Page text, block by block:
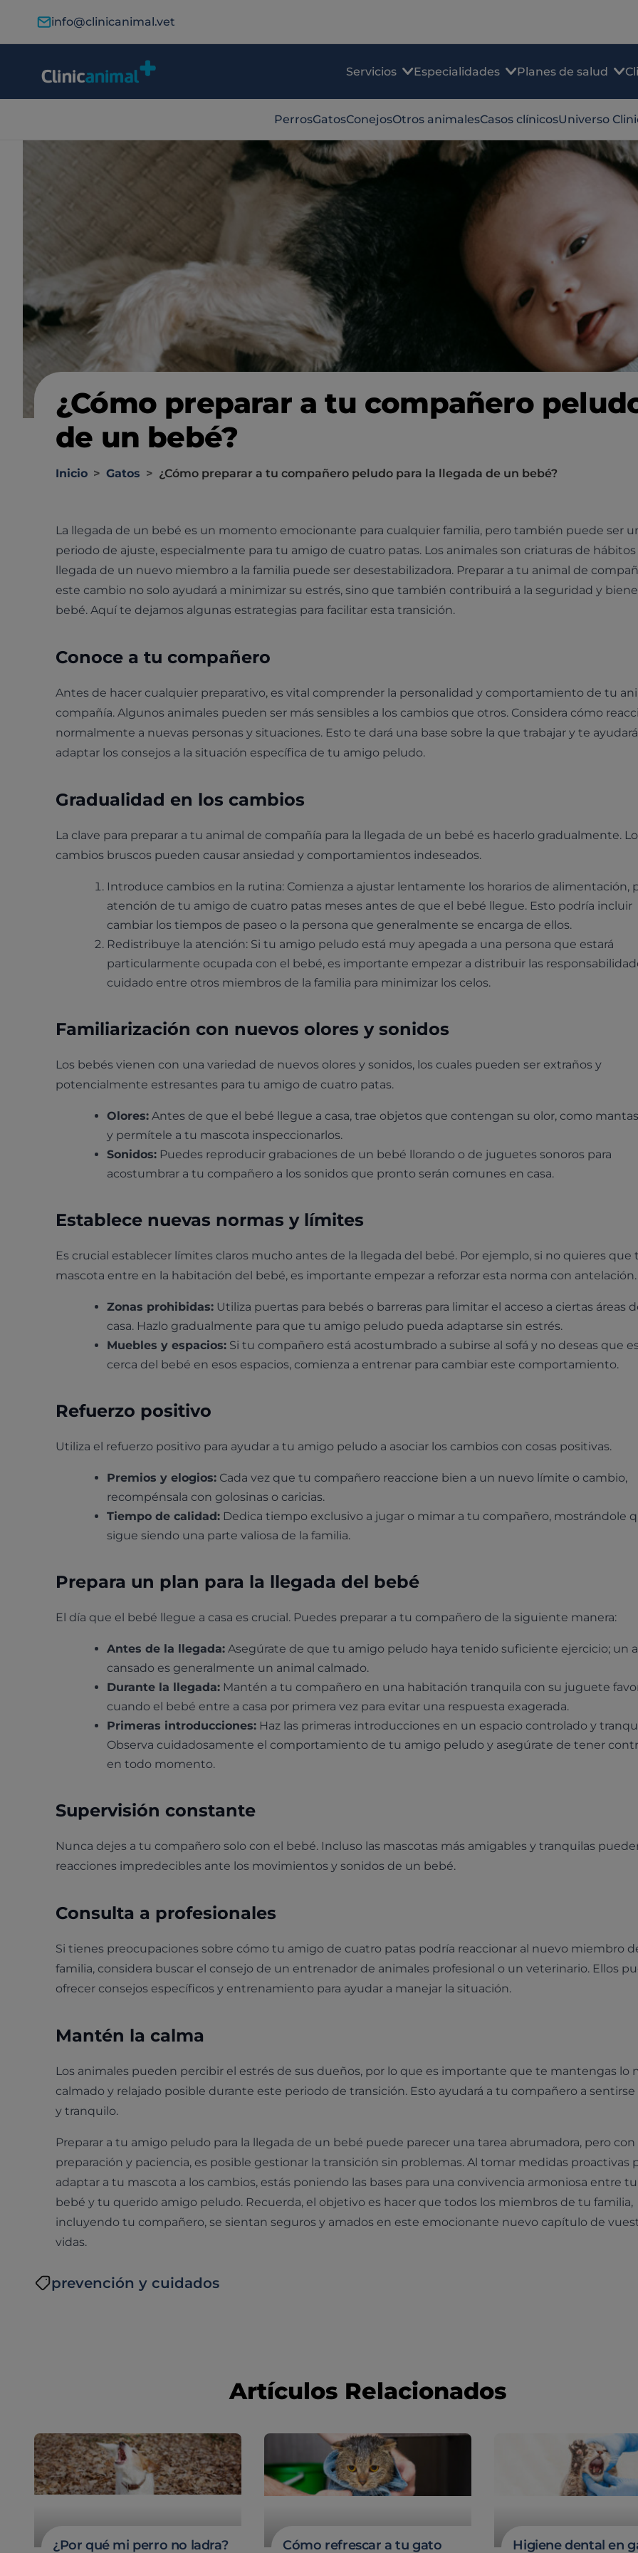
info@clinicanimal.vet
Servicios Especialidades Planes de salud
PerrosGatosConejosOtros animalesCasos clínicosUniverso
¿Cómo preparar a tu compañero
de un bebé?
Inicio > Gatos > ¿Cómo preparar a tu compañero peludo para la llegada de un bebé?
La llegada de un bebé es un momento emocionante para cualquier familia, pero también puede ser
periodo de ajuste, especialmente para tu amigo de cuatro patas. Los animales son criaturas de hábitos
llegada de un nuevo miembro a la familia puede ser desestabilizadora. Preparar a tu animal de
este cambio no solo ayudará a minimizar su estrés, sino que también contribuirá a la seguridad y
bebé. Aquí te dejamos algunas estrategias para facilitar esta transición.
Conoce a tu compañero
Antes de hacer cualquier preparativo, es vital comprender la personalidad y comportamiento de tu
compañía. Algunos animales pueden ser más sensibles a los cambios que otros. Considera cómo
normalmente a nuevas personas y situaciones. Esto te dará una base sobre la que trabajar y te
adaptar los consejos a la situación específica de tu amigo peludo.
Gradualidad en los cambios
La clave para preparar a tu animal de compañía para la llegada de un bebé es hacerlo gradualmente.
cambios bruscos pueden causar ansiedad y comportamientos indeseados.
Introduce cambios en la rutina: Comienza a ajustar lentamente los horarios de alimentación,
atención de tu amigo de cuatro patas meses antes de que el bebé llegue. Esto podría incluir
cambiar los tiempos de paseo o la persona que generalmente se encarga de ellos.
Redistribuye la atención: Si tu amigo peludo está muy apegada a una persona que estará
particularmente ocupada con el bebé, es importante empezar a distribuir las
cuidado entre otros miembros de la familia para minimizar los celos.
Familiarización con nuevos olores y sonidos
Los bebés vienen con una variedad de nuevos olores y sonidos, los cuales pueden ser extraños y
potencialmente estresantes para tu amigo de cuatro patas.
Olores: Antes de que el bebé llegue a casa, trae objetos que contengan su olor, como
y permítele a tu mascota inspeccionarlos.
Sonidos: Puedes reproducir grabaciones de un bebé llorando o de juguetes sonoros para
acostumbrar a tu compañero a los sonidos que pronto serán comunes en casa.
Establece nuevas normas y límites
Es crucial establecer límites claros mucho antes de la llegada del bebé. Por ejemplo, si no quieres que
mascota entre en la habitación del bebé, es importante empezar a reforzar esta norma con antelación.
Zonas prohibidas: Utiliza puertas para bebés o barreras para limitar el acceso a ciertas áreas
casa. Hazlo gradualmente para que tu amigo peludo pueda adaptarse sin estrés.
Muebles y espacios: Si tu compañero está acostumbrado a subirse al sofá y no deseas que
cerca del bebé en esos espacios, comienza a entrenar para cambiar este comportamiento.
Refuerzo positivo
Utiliza el refuerzo positivo para ayudar a tu amigo peludo a asociar los cambios con cosas positivas.
Premios y elogios: Cada vez que tu compañero reaccione bien a un nuevo límite o cambio,
recompénsala con golosinas o caricias.
Tiempo de calidad: Dedica tiempo exclusivo a jugar o mimar a tu compañero, mostrándole
sigue siendo una parte valiosa de la familia.
Prepara un plan para la llegada del bebé
El día que el bebé llegue a casa es crucial. Puedes preparar a tu compañero de la siguiente manera:
Antes de la llegada: Asegúrate de que tu amigo peludo haya tenido suficiente ejercicio; un
cansado es generalmente un animal calmado.
Durante la llegada: Mantén a tu compañero en una habitación tranquila con su juguete
cuando el bebé entre a casa por primera vez para evitar una respuesta exagerada.
Primeras introducciones: Haz las primeras introducciones en un espacio controlado y
Observa cuidadosamente el comportamiento de tu amigo peludo y asegúrate de tener
en todo momento.
Supervisión constante
Nunca dejes a tu compañero solo con el bebé. Incluso las mascotas más amigables y tranquilas
reacciones impredecibles ante los movimientos y sonidos de un bebé.
Consulta a profesionales
Si tienes preocupaciones sobre cómo tu amigo de cuatro patas podría reaccionar al nuevo miembro
familia, considera buscar el consejo de un entrenador de animales profesional o un veterinario. Ellos
ofrecer consejos específicos y entrenamiento para ayudar a manejar la situación.
Mantén la calma
Los animales pueden percibir el estrés de sus dueños, por lo que es importante que te mantengas lo
calmado y relajado posible durante este periodo de transición. Esto ayudará a tu compañero a
y tranquilo.
Preparar a tu amigo peludo para la llegada de un bebé puede parecer una tarea abrumadora, pero con
preparación y paciencia, es posible gestionar la transición sin problemas. Al tomar medidas proactivas
adaptar a tu mascota a los cambios, estás poniendo las bases para una convivencia armoniosa entre
bebé y tu querido amigo peludo. Recuerda, el objetivo es hacer que todos los miembros de tu familia,
incluyendo tu compañero, se sientan seguros y amados en este emocionante nuevo capítulo de
vidas.
prevención y cuidados
Artículos Relacionados
¿Por qué mi perro no ladra? Cómo refrescar a tu gato Higiene dental en